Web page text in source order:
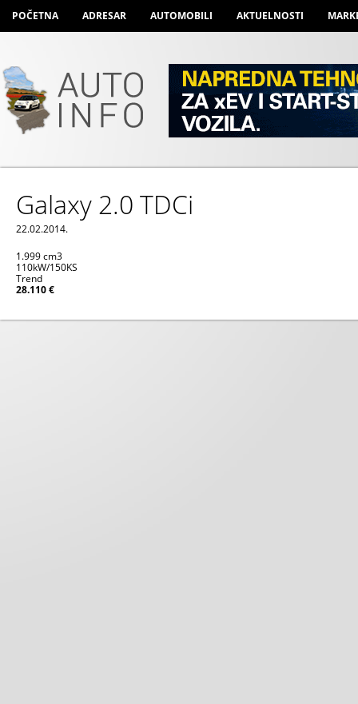
POČETNA ADRESAR AUTOMOBILI AKTUELNOSTI
Galaxy 2.0 TDCi
22.02.2014.
1.999 cm3
110kW/150KS
Trend
28.110 €